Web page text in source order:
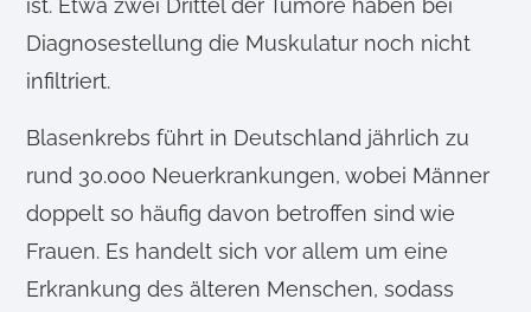
ist. Etwa zwei Drittel der Tumore haben bei
Diagnosestellung die Muskulatur noch nicht
infiltriert.
Blasenkrebs führt in Deutschland jährlich zu
rund 30.000 Neuerkrankungen, wobei Männer
doppelt so häufig davon betroffen sind wie
Frauen. Es handelt sich vor allem um eine
Erkrankung des älteren Menschen, sodass